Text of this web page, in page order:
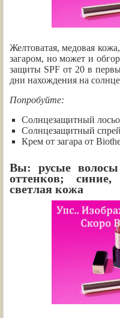
Желтоватая, медовая
загаром, но может и
защиты SPF от 20 в
дни нахождения на
Попробуйте:
Солнцезащитный
Солнцезащитный
Крем от загара от
Вы: русые
оттенков;
светлая кожа